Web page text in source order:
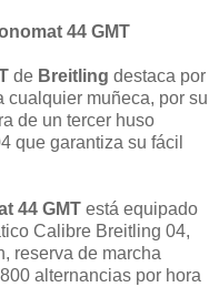
44 GMT
de Breitling destaca por
cualquier muñeca, por su
de un tercer huso
que garantiza su fácil
44 GMT está equipado
Calibre Breitling 04,
reserva de marcha
alternancias por hora